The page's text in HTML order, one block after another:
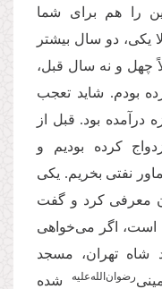
را هم برای شما
یكى، دو سال بیشتر
چهل و نه سال قبل،
بودم. شاید تعجب
درآمده بود. قبل از
كرده بودیم و
نفتى بخریم. یكى
معرفى كرد و گفت
است، اگر مى‌‌خواهى
شاه تهران، مسجد
‌رضوان‌‌الله‌‌علیه
شده